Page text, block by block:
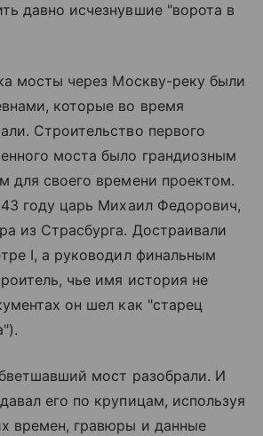
давно исчезнувшие "ворота в
мосты через Москву-реку были
которые во время
Строительство первого
моста было грандиозным
для своего времени проектом.
году царь Михаил Федорович,
из Страсбурга. Достраивали
I, а руководил финальным
чье имя история не
он шел как "старец
мост разобрали. И
его по крупицам, используя
времен, гравюры и данные